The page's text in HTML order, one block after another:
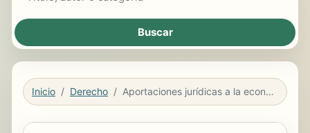
Inicio Derecho Aportaciones jurídicas a la economía de plataformas